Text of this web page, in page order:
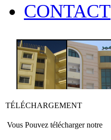
CONTACT
TÉLÉCHARGEMENT
Vous Pouvez télécharger notre